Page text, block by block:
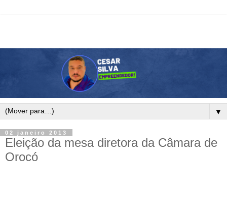
▼
02 janeiro 2013
Eleição da mesa diretora da Câmara de
Orocó